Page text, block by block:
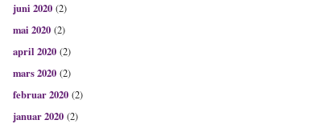
juni 2020 (2)
mai 2020 (2)
april 2020 (2)
mars 2020 (2)
februar 2020 (2)
januar 2020 (2)